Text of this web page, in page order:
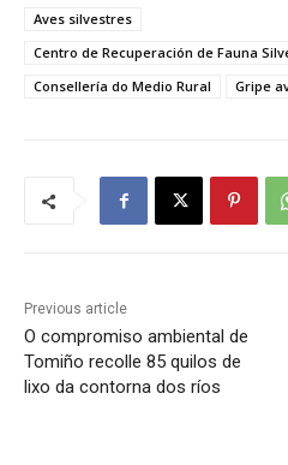
Aves silvestres
Centro de Recuperación de Fauna
Consellería do Medio Rural
Gripe
Previous article
O compromiso ambiental de
Tomiño recolle 85 quilos de
lixo da contorna dos ríos